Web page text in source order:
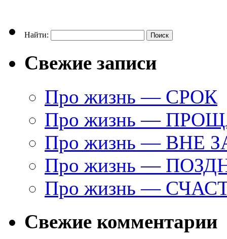
Найти:
Свежие записи
Про жизнь — СРОК
Про жизнь —
Про жизнь — ВНЕ
Про жизнь —
Про жизнь —
Свежие комментарии